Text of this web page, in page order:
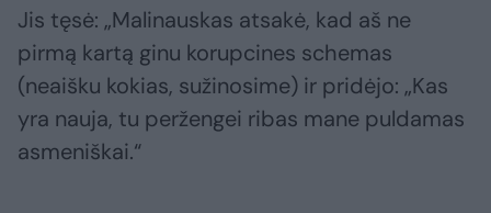
Jis tęsė: „Malinauskas atsakė, kad aš ne
pirmą kartą ginu korupcines schemas
(neaišku kokias, sužinosime) ir pridėjo: „Kas
yra nauja, tu peržengei ribas mane puldamas
asmeniškai.“